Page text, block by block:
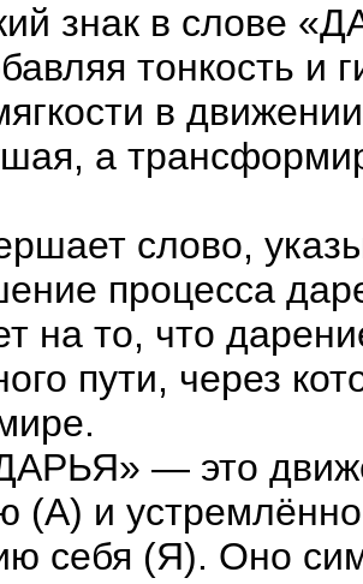
знак в слове
тонкость и
в
а
слово,
процесса
на то, что
пути, через
— это
(А) и
себя (Я). Оно